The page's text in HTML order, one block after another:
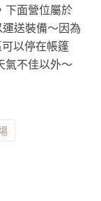
面營位屬於
送裝備～因為
以停在帳篷
不佳以外～